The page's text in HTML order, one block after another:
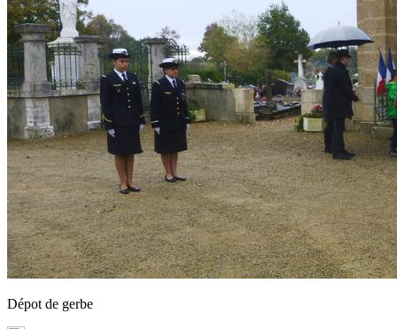
Dépot de gerbe